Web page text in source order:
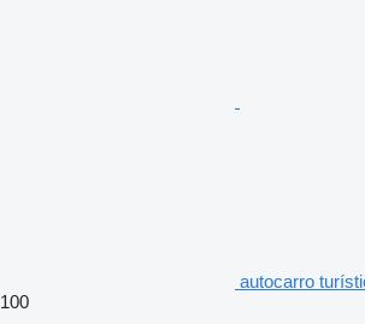
autocarro
100